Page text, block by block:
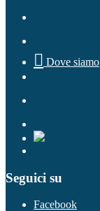
 Dove siamo
Seguici su
Facebook